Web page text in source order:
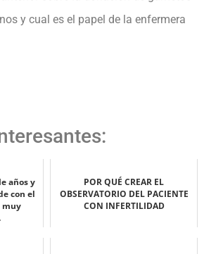
y cual es el papel de la enfermera
años y
con el
muy
POR QUÉ CREAR EL
OBSERVATORIO DEL PACIENTE
CON INFERTILIDAD